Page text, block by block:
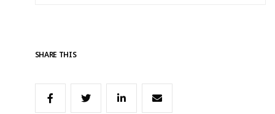
SHARE THIS